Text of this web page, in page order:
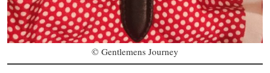
© Gentlemens Journey